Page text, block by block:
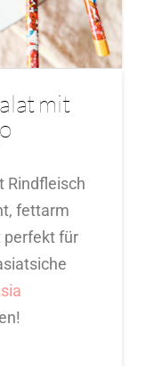
mit
Rindfleisch
fettarm
perfekt für